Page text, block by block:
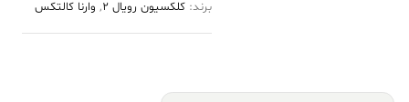
برند: کلکسیون رویال 2 , وارنا کالتکس